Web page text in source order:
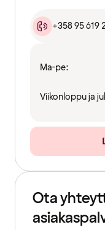
+358 95 619
Ma-pe:
Viikonloppu ja
Ota